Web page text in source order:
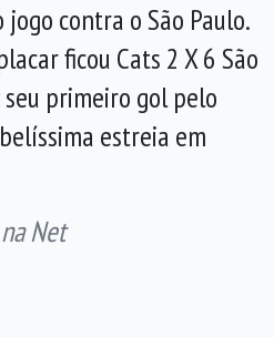
contra o São Paulo.
ficou Cats 2 X 6 São
seu primeiro gol pelo
estreia em
Net